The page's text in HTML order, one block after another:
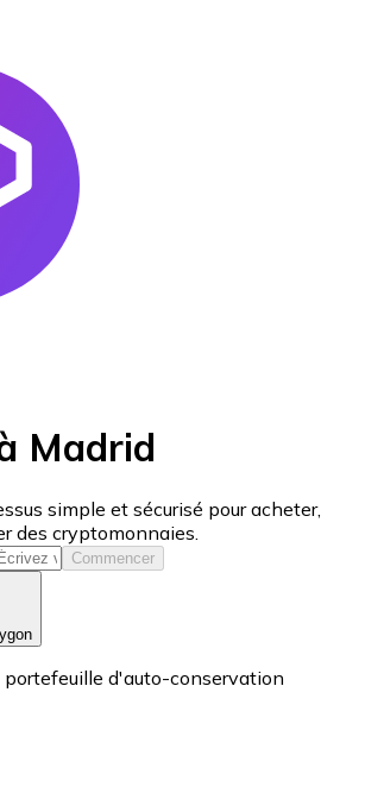
Madrid
simple et sécurisé pour acheter,
des cryptomonnaies.
Commencer
portefeuille d'auto-conservation